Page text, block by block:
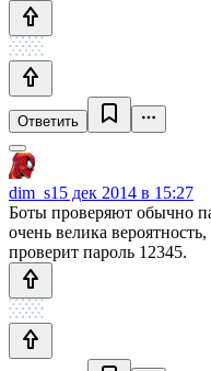
Ответить
dim_s15 дек 2014 в 15:27
Боты проверяют обычно
очень велика
проверит пароль 12345.